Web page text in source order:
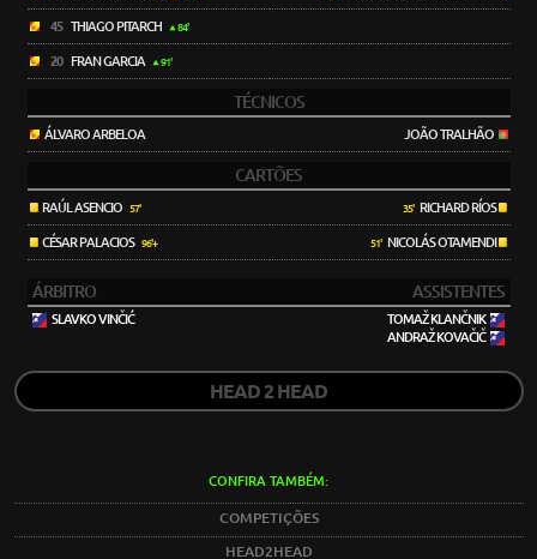
45 THIAGO PITARCH 84'
20 FRAN GARCIA 91'
TÉCNICOS
ÁLVARO ARBELOA JOÃO TRALHÃO
CARTÕES
RAÚL ASENCIO 57'
CÉSAR PALACIOS 96'+
35'RICHARD RÍOS
51'NICOLÁS OTAMENDI
ÁRBITRO ASSISTENTES
SLAVKO VINČIĆ
TOMAŽ KLANČNIK
ANDRAŽ KOVAČIČ
HEAD 2 HEAD
CONFIRA TAMBÉM:
COMPETIÇÕES
HEAD2HEAD